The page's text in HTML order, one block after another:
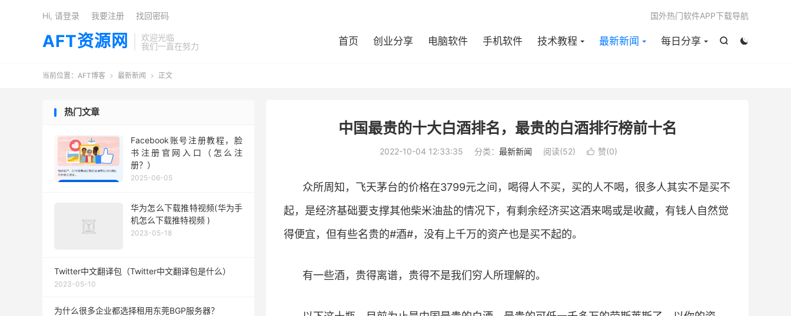
AFT资源网
欢迎光临
我们一直在努力


首页 创业分享 电脑软件 手机软件 技术教程 最新新闻 每日分享
国外热门软件APP下载导航
Hi, 请登录 我要注册 找回密码
当前位置： AFT博客  最新新闻  正文
中国最贵的十大白酒排名，最贵的白酒排行榜前十名
2022-10-04 12:33:35 分类： 最新新闻 阅读(52)  赞(0)
众所周知，飞天茅台的价格在3799元之间，喝得人不买，买的人不喝，很多人其实不是买不
起，是经济基础要支撑其他柴米油盐的情况下，有剩余经济买这酒来喝或是收藏，有钱人自然觉
得便宜，但有些名贵的#酒#，没有上千万的资产也是买不起的。
有一些酒，贵得离谱，贵得不是我们穷人所理解的。
热门文章
Facebook账号注册教程，脸
书注册官网入口（怎么注
册？）
2025-06-05
华为怎么下载推特视频(华为手
机怎么下载推特视频 )
2023-05-18
Twitter中文翻译包（Twitter中文翻译包是什么）
2023-05-10
为什么很多企业都选择租用东莞BGP服务器？